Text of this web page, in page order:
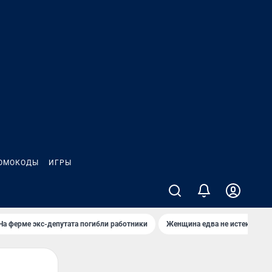
ИГРЫ
ферме экс-депутата погибли работники Женщина едва не истекла